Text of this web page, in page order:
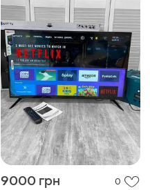
9000 грн 0